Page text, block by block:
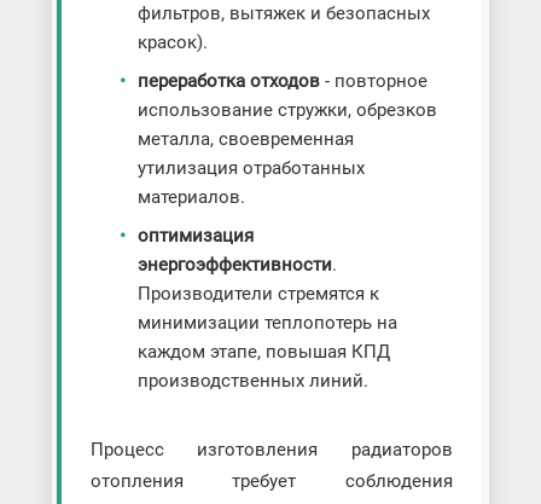
фильтров, вытяжек и безопасных
красок).
переработка отходов- повторное
использование стружки, обрезков
металла, своевременная
утилизация отработанных
материалов.
оптимизация
энергоэффективности.
Производители стремятся к
минимизации теплопотерь на
каждом этапе, повышая КПД
производственных линий.
Процесс изготовления радиаторов
отопления требует соблюдения